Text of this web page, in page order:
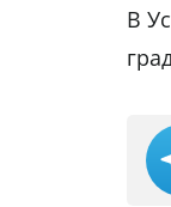
В